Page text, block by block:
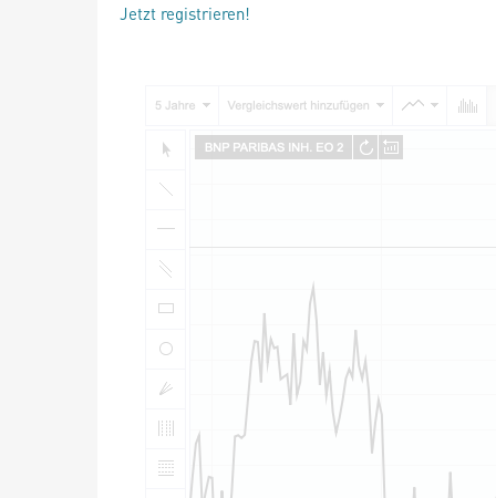
Jetzt registrieren!